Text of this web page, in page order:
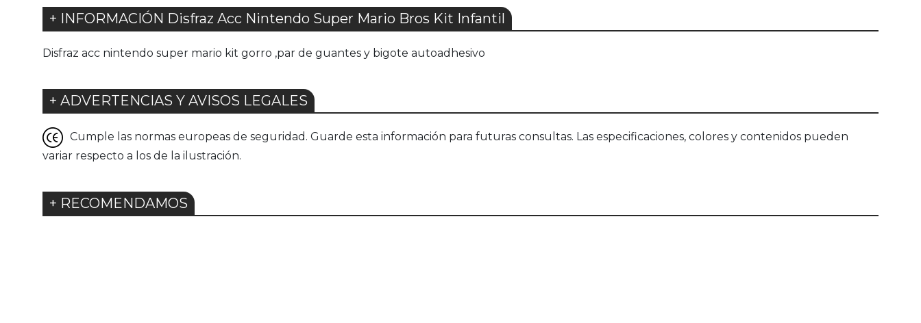
+ INFORMACIÓN Disfraz Acc Nintendo Super Mario Bros Kit Infantil
Disfraz acc nintendo super mario kit gorro ,par de guantes y bigote autoadhesivo
+ ADVERTENCIAS Y AVISOS LEGALES
Cumple las normas europeas de seguridad. Guarde esta información para futuras consultas. Las especificaciones, colores y contenidos pueden
variar respecto a los de la ilustración.
+ RECOMENDAMOS